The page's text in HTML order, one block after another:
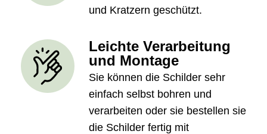
und Kratzern geschützt.
Leichte Verarbeitung
und Montage
Sie können die Schilder sehr
einfach selbst bohren und
verarbeiten oder sie bestellen sie
die Schilder fertig mit